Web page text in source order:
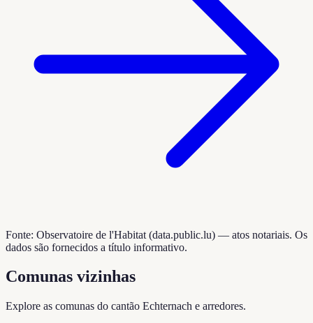
Fonte: Observatoire de l'Habitat (data.public.lu) — atos notariais. Os
dados são fornecidos a título informativo.
Comunas vizinhas
Explore as comunas do cantão Echternach e arredores.